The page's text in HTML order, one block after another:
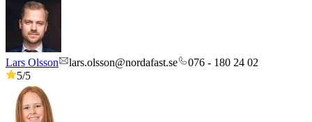
Lars Olsson lars.olsson@nordafast.se
076 - 180 24 02
5/5